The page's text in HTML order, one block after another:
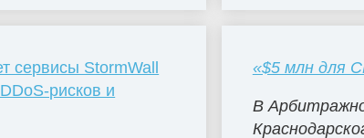
сервисы StormWall
рисков и
«$5 млн для
В